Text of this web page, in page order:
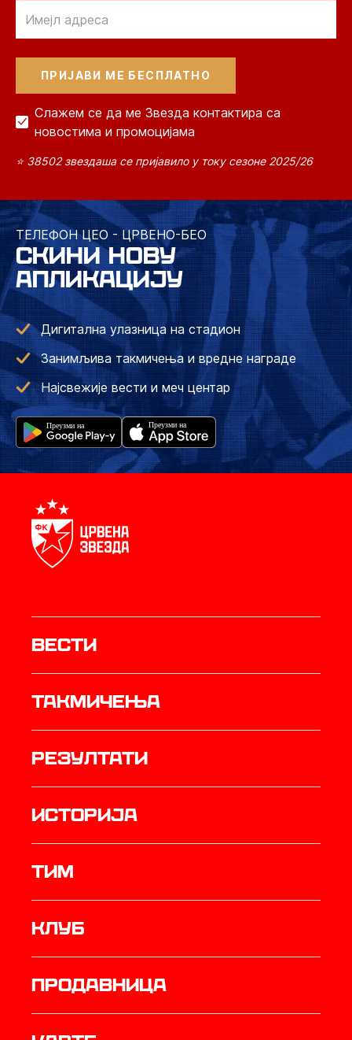
Слажем се да ме Звезда контактира са
новостима и промоцијама
⭐ 38502 звездаша се пријавило у току сезоне 2025/26
ТЕЛЕФОН ЦЕО - ЦРВЕНО-БЕО
СКИНИ НОВУ
АПЛИКАЦИЈУ
Дигитална улазница на стадион
Занимљива такмичења и вредне награде
Најсвежије вести и меч центар
Вести
Такмичења
резултати
историја
ТИМ
Клуб
продавница